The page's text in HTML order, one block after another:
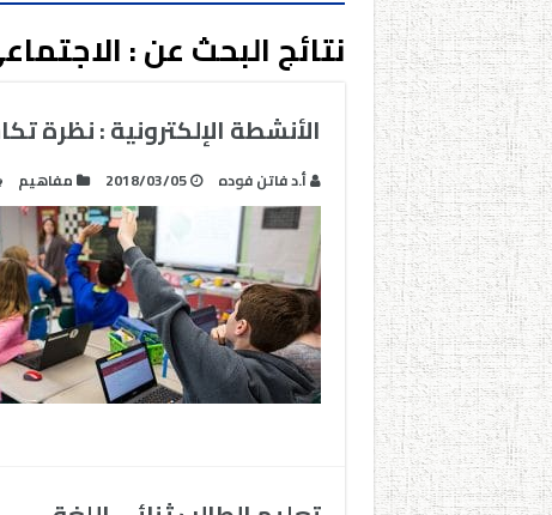
نتائج البحث عن :
الأنشطة الإلكترونية : نظرة
أ.د فاتن فوده 2018/03/05 مفاهيم